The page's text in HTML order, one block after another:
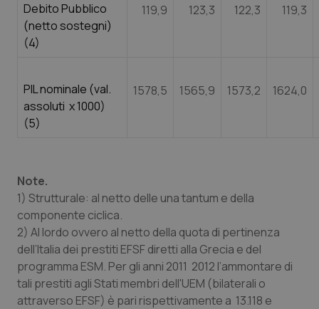
Debito Pubblico
(netto sostegni)
(4)
119,9 123,3 122,3 119,3
PIL nominale (val.
assoluti x 1000)
(5)
1578,5 1565,9 1573,2 1624,0
Note.
1) Strutturale: al netto delle una tantum e della
componente ciclica.
2) Al lordo ovvero al netto della quota di pertinenza
dell’Italia dei prestiti EFSF diretti alla Grecia e del
programma ESM. Per gli anni 2011 2012 l’ammontare di
tali prestiti agli Stati membri dell'UEM (bilaterali o
attraverso EFSF) è pari rispettivamente a 13.118 e